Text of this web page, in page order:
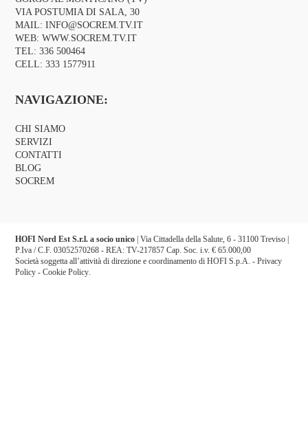
VIA POSTUMIA DI SALA, 30
MAIL:INFO@SOCREM.TV.IT
WEB:WWW.SOCREM.TV.IT
TEL:336 500464
CELL:333 1577911
NAVIGAZIONE:
CHI SIAMO
SERVIZI
CONTATTI
BLOG
SOCREM
HOFI Nord Est S.r.l. a socio unico | Via Cittadella della Salute, 6 - 31100 Treviso |
P.Iva / C.F. 03052570268 - REA: TV-217857 Cap. Soc. i.v. € 65.000,00
Società soggetta all’attività di direzione e coordinamento di HOFI S.p.A. -Privacy
Policy -Cookie Policy.